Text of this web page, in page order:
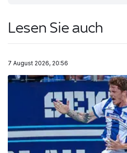
Lesen Sie auch
7 August 2026, 20:56